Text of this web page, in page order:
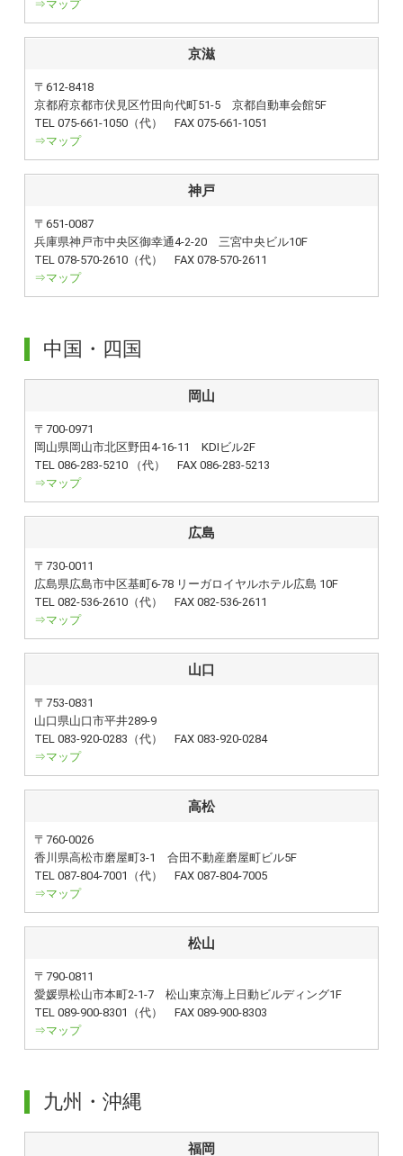
⇒マップ
京滋
〒612-8418
京都府京都市伏見区竹田向代町51-5 京都自動車会館5F
TEL 075-661-1050（代） FAX 075-661-1051
⇒マップ
神戸
〒651-0087
兵庫県神戸市中央区御幸通4-2-20 三宮中央ビル10F
TEL 078-570-2610（代） FAX 078-570-2611
⇒マップ
中国・四国
岡山
〒700-0971
岡山県岡山市北区野田4-16-11 KDIビル2F
TEL 086-283-5210 （代） FAX 086-283-5213
⇒マップ
広島
〒730-0011
広島県広島市中区基町6-78 リーガロイヤルホテル広島 10F
TEL 082-536-2610（代） FAX 082-536-2611
⇒マップ
山口
〒753-0831
山口県山口市平井289-9
TEL 083-920-0283（代） FAX 083-920-0284
⇒マップ
高松
〒760-0026
香川県高松市磨屋町3-1 合田不動産磨屋町ビル5F
TEL 087-804-7001（代） FAX 087-804-7005
⇒マップ
松山
〒790-0811
愛媛県松山市本町2-1-7 松山東京海上日動ビルディング1F
TEL 089-900-8301（代） FAX 089-900-8303
⇒マップ
九州・沖縄
福岡